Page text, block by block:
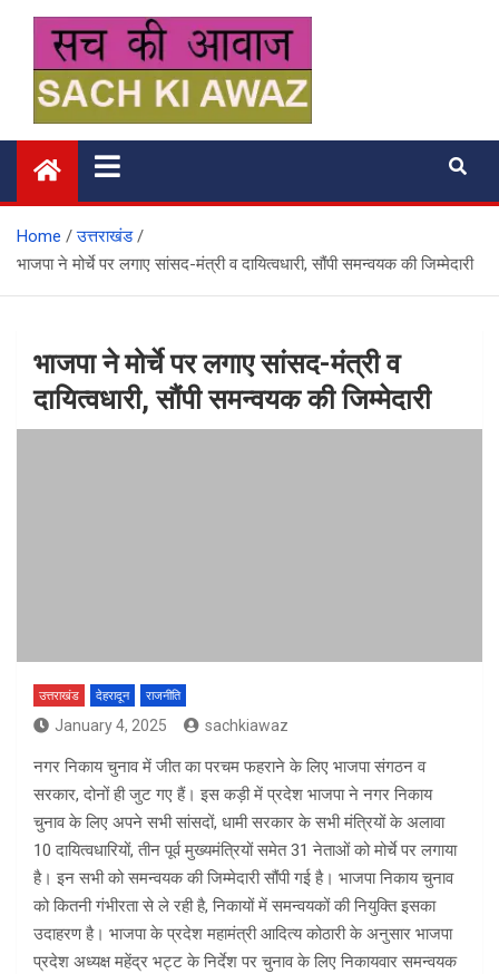
content
सच की आवाज
Home
उत्तराखंड
भाजपा ने मोर्चे पर लगाए सांसद-मंत्री व दायित्वधारी, सौंपी समन्वयक की जिम्मेदारी
भाजपा ने मोर्चे पर लगाए सांसद-मंत्री व
दायित्वधारी, सौंपी समन्वयक की जिम्मेदारी
उत्तराखंड देहरादून राजनीति
January 4, 2025 sachkiawaz
नगर निकाय चुनाव में जीत का परचम फहराने के लिए भाजपा संगठन व
सरकार, दोनों ही जुट गए हैं। इस कड़ी में प्रदेश भाजपा ने नगर निकाय
चुनाव के लिए अपने सभी सांसदों, धामी सरकार के सभी मंत्रियों के अलावा
10 दायित्वधारियों, तीन पूर्व मुख्यमंत्रियों समेत 31 नेताओं को मोर्चे पर लगाया
है। इन सभी को समन्वयक की जिम्मेदारी सौंपी गई है। भाजपा निकाय चुनाव
को कितनी गंभीरता से ले रही है, निकायों में समन्वयकों की नियुक्ति इसका
उदाहरण है। भाजपा के प्रदेश महामंत्री आदित्य कोठारी के अनुसार भाजपा
प्रदेश अध्यक्ष महेंद्र भट्ट के निर्देश पर चुनाव के लिए निकायवार समन्वयक